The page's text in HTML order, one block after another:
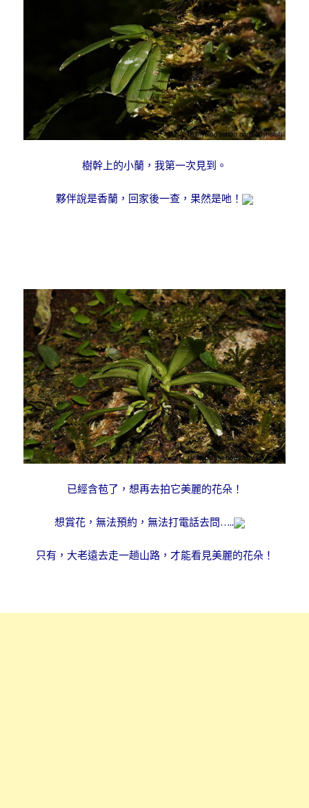
樹幹上的小蘭，我第一次見到。
夥伴說是香蘭，回家後一查，果然是吔！
已經含苞了，想再去拍它美麗的花朵！
想賞花，無法預約，無法打電話去問…..
只有，大老遠去走一趟山路，才能看見美麗的花朵！